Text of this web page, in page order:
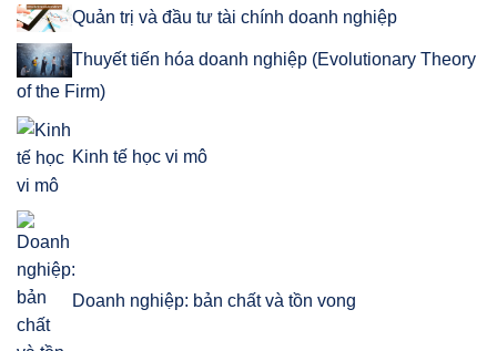
Quản trị và đầu tư tài chính doanh nghiệp
Thuyết tiến hóa doanh nghiệp (Evolutionary Theory
of the Firm)
Kinh tế học vi mô
Doanh nghiệp: bản chất và tồn vong